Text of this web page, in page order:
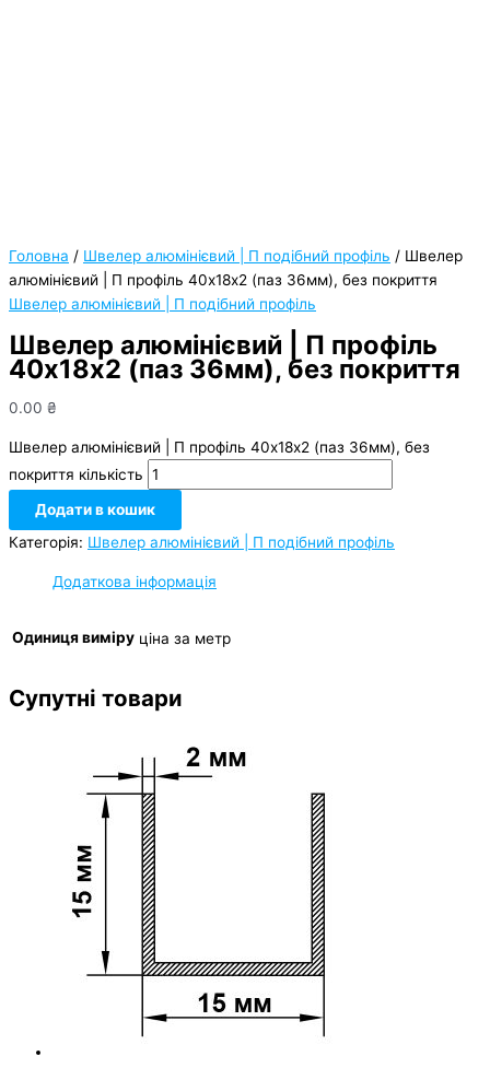
Головна / Швелер алюмінієвий | П подібний профіль / Швелер
алюмінієвий | П профіль 40х18х2 (паз 36мм), без покриття
Швелер алюмінієвий | П подібний профіль
Швелер алюмінієвий | П профіль
40х18х2 (паз 36мм), без покриття
0.00 ₴
Швелер алюмінієвий | П профіль 40х18х2 (паз 36мм), без
покриття кількість
Додати в кошик
Категорія: Швелер алюмінієвий | П подібний профіль
Додаткова інформація
Одиниця виміру ціна за метр
Супутні товари